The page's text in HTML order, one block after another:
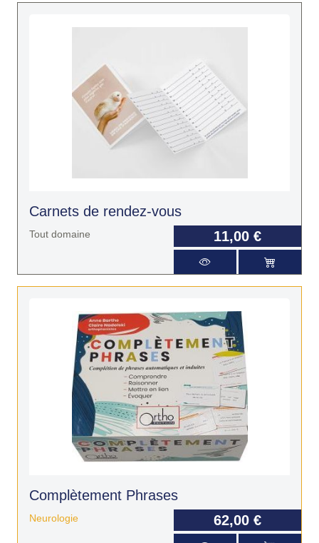
Carnets de rendez-vous
Tout domaine 11,00 €
Complètement Phrases
Neurologie 62,00 €